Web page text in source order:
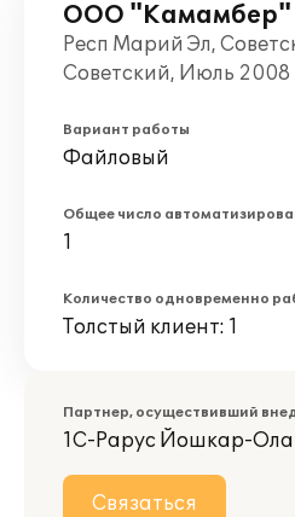
ООО "Камамбер"
Респ Марий Эл,
Советский, Июль 2008
Вариант работы
Файловый
Общее число
1
Количество одновременно
Толстый клиент: 1
Партнер, осуществивший
1С-Рарус Йошкар-Ола
Связаться